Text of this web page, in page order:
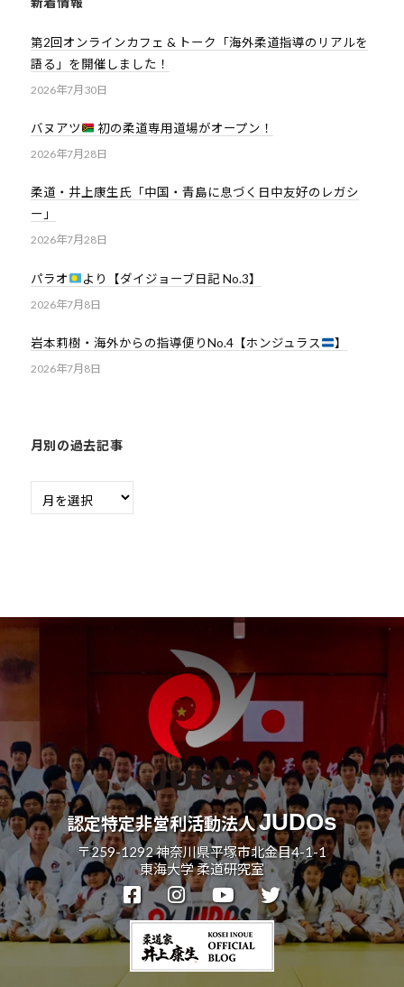
第2回オンラインカフェ & トーク「海外柔道指導のリアルを
語る」を開催しました！
2026年7月30日
バヌアツ 初の柔道専用道場がオープン！
2026年7月28日
柔道・井上康生氏「中国・青島に息づく日中友好のレガシ
ー」
2026年7月28日
パラオ より【ダイジョーブ日記 No.3】
2026年7月8日
岩本莉樹・海外からの指導便りNo.4【ホンジュラス 】
2026年7月8日
月別の過去記事
月
事
認定特定非営利活動法人JUDOs
〒259-1292 神奈川県平塚市北金目4-1-1
東海大学 柔道研究室